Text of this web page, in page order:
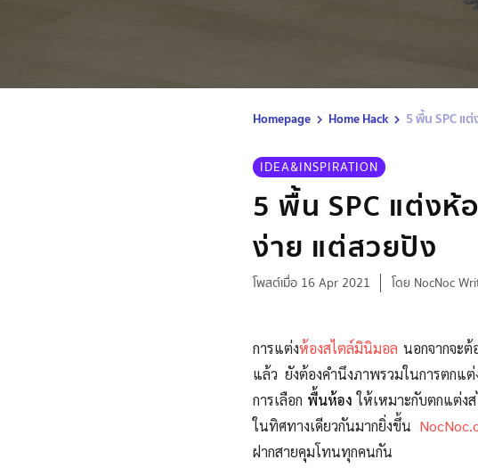
Homepage Home Hack 5 พื้น SPC แ
IDEA&INSPIRATION
5 พื้น SPC แต่งห้
ง่าย แต่สวยปัง
โพสต์เมื่อ 16 Apr 2021 โดย NocNoc
การแต่งห้องสไตล์มินิมอล นอกจากจะต้
แล้ว ยังต้องคำนึงภาพรวมในการตกแ
การเลือก พื้นห้อง ให้เหมาะกับตกแต่ง
ในทิศทางเดียวกันมากยิ่งขึ้น
ฝากสายคุมโทนทุกคนกัน